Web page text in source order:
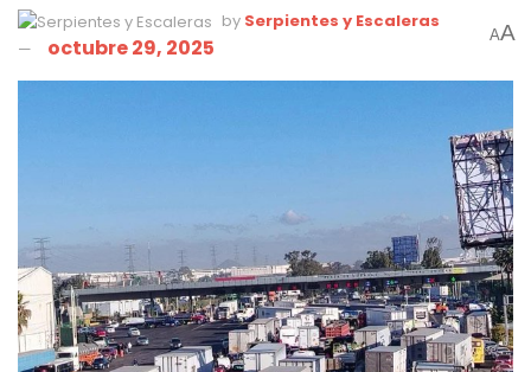
by Serpientes y Escaleras
octubre 29, 2025 AA